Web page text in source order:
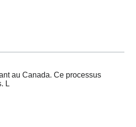
au Canada. Ce processus
L